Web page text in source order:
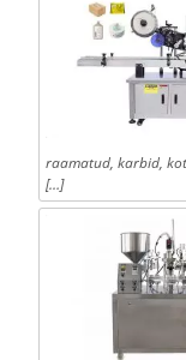
raamatud, karbid,
[…]